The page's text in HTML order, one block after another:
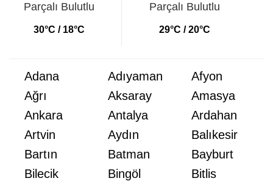
Parçalı Bulutlu
30°C / 18°C
Parçalı Bulutlu
29°C / 20°C
Adana Adıyaman
Afyon
Ağrı
Aksaray
Amasya
Ankara
Antalya
Ardahan
Artvin
Aydın
Balıkesir
Bartın
Batman
Bayburt
Bilecik
Bingöl
Bitlis